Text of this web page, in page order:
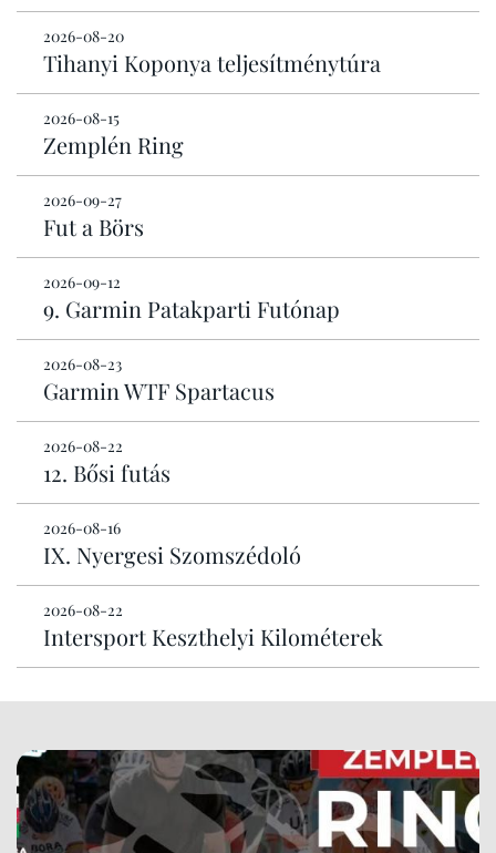
2026-08-20
Tihanyi Koponya teljesítménytúra
2026-08-15
Zemplén Ring
2026-09-27
Fut a Börs
2026-09-12
9. Garmin Patakparti Futónap
2026-08-23
Garmin WTF Spartacus
2026-08-22
12. Bősi futás
2026-08-16
IX. Nyergesi Szomszédoló
2026-08-22
Intersport Keszthelyi Kilométerek